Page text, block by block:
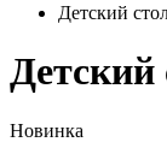
Детский
Детский
Новинка